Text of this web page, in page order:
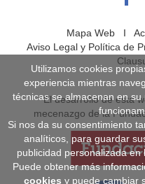
Mapa Web I
Aviso Legal y Política de
El desarrollo de esta
mecenazgo de la
Utilizamos cookies
experiencia mientras
técnicas se almacenan en
Si nos da su consentimiento
analíticos, para guardar
publicidad personalizada en
Puede obtener más
cookies y puede cambiar